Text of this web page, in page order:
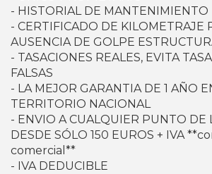
- HISTORIAL DE MANTENIMIENTO
- CERTIFICADO DE KILOMETRAJE
AUSENCIA DE GOLPE
- TASACIONES REALES, EVITA
FALSAS
- LA MEJOR GARANTIA DE 1 AÑO
TERRITORIO NACIONAL
- ENVIO A CUALQUIER PUNTO DE
DESDE SÓLO 150 EUROS + IVA
comercial**
- IVA DEDUCIBLE